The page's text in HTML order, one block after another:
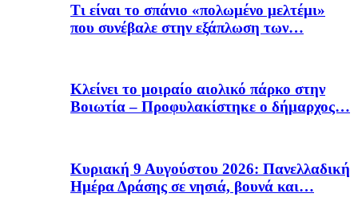
Τι είναι το σπάνιο «πολωμένο μελτέμι»
που συνέβαλε στην εξάπλωση των…
Κλείνει το μοιραίο αιολικό πάρκο στην
Βοιωτία – Προφυλακίστηκε ο δήμαρχος…
Κυριακή 9 Αυγούστου 2026: Πανελλαδική
Ημέρα Δράσης σε νησιά, βουνά και…